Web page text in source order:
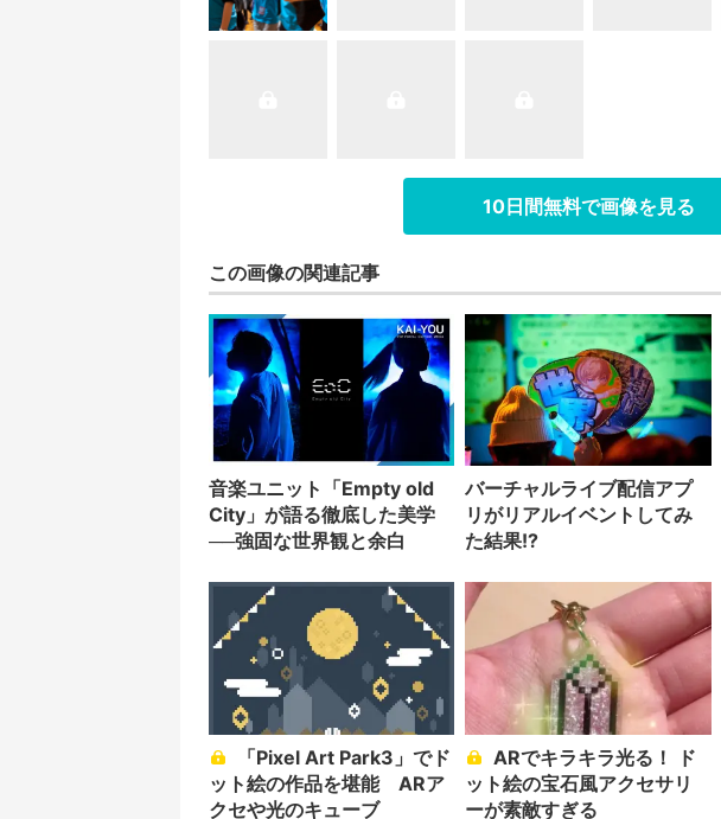
10日間無料で画像を見る
この画像の関連記事
音楽ユニット「Empty old
City」が語る徹底した美学
──強固な世界観と余白
バーチャルライブ配信アプ
リがリアルイベントしてみ
た結果!?
ット絵の作品を堪能 ARア
クセや光のキューブ
ARでキラキラ光る！ ド
ット絵の宝石風アクセサリ
ーが素敵すぎる